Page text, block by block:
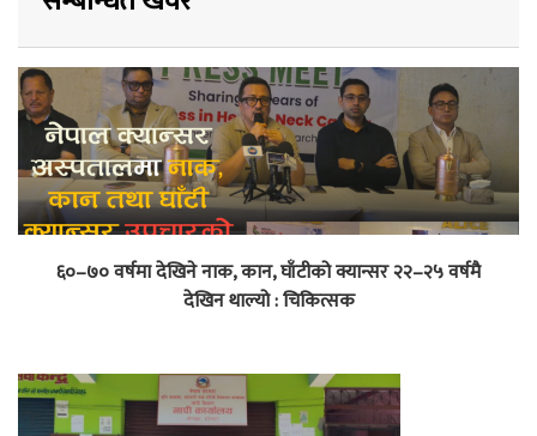
६०–७० वर्षमा देखिने नाक, कान, घाँटीको क्यान्सर २२–२५ वर्षमै
देखिन थाल्यो : चिकित्सक